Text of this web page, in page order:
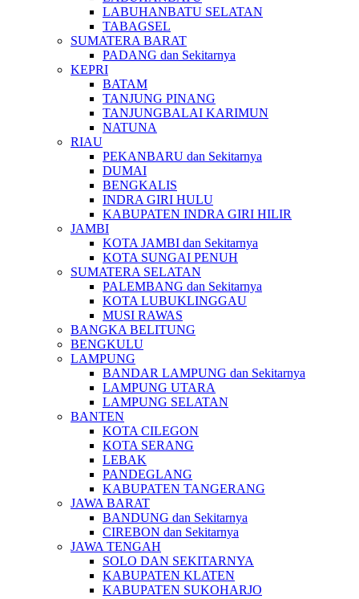
LABUHANBATU SELATAN
TABAGSEL
SUMATERA BARAT
PADANG dan Sekitarnya
KEPRI
BATAM
TANJUNG PINANG
TANJUNGBALAI KARIMUN
NATUNA
RIAU
PEKANBARU dan Sekitarnya
DUMAI
BENGKALIS
INDRA GIRI HULU
KABUPATEN INDRA GIRI HILIR
JAMBI
KOTA JAMBI dan Sekitarnya
KOTA SUNGAI PENUH
SUMATERA SELATAN
PALEMBANG dan Sekitarnya
KOTA LUBUKLINGGAU
MUSI RAWAS
BANGKA BELITUNG
BENGKULU
LAMPUNG
BANDAR LAMPUNG dan Sekitarnya
LAMPUNG UTARA
LAMPUNG SELATAN
BANTEN
KOTA CILEGON
KOTA SERANG
LEBAK
PANDEGLANG
KABUPATEN TANGERANG
JAWA BARAT
BANDUNG dan Sekitarnya
CIREBON dan Sekitarnya
JAWA TENGAH
SOLO DAN SEKITARNYA
KABUPATEN KLATEN
KABUPATEN SUKOHARJO